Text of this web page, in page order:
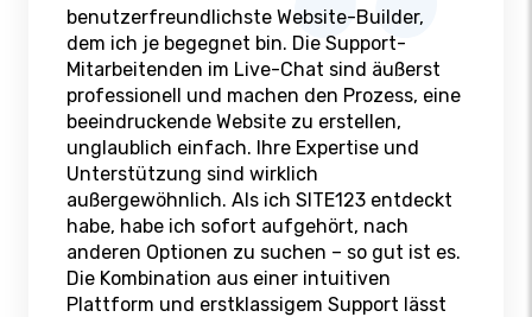
benutzerfreundlichste Website-Builder,
dem ich je begegnet bin. Die Support-
Mitarbeitenden im Live-Chat sind äußerst
professionell und machen den Prozess, eine
beeindruckende Website zu erstellen,
unglaublich einfach. Ihre Expertise und
Unterstützung sind wirklich
außergewöhnlich. Als ich SITE123 entdeckt
habe, habe ich sofort aufgehört, nach
anderen Optionen zu suchen – so gut ist es.
Die Kombination aus einer intuitiven
Plattform und erstklassigem Support lässt